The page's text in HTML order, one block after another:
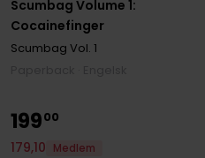
Scumbag Volume 1:
Cocainefinger
Scumbag Vol. 1
19900
179,10
Medlem